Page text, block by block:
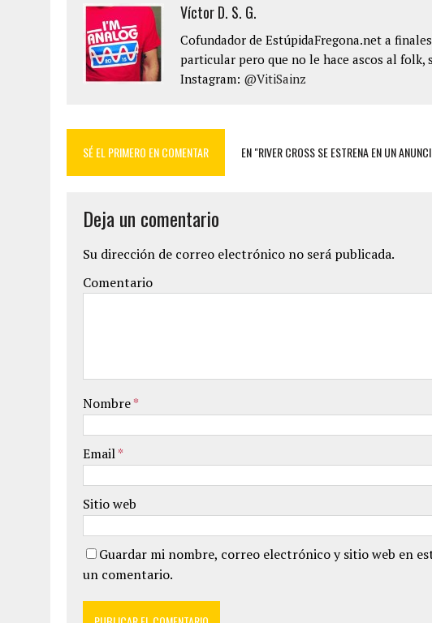
Víctor D. S. G.
Cofundador de EstúpidaFregona.net a
particular pero que no le hace ascos al
Instagram: @VitiSainz
SÉ EL PRIMERO EN COMENTAR EN "RIVER CROSS SE ESTRENA EN UN
Deja un comentario
Su dirección de correo electrónico no será publicada.
Comentario
Nombre*
Email*
Sitio web
Guardar mi nombre, correo electrónico y sitio web en
un comentario.